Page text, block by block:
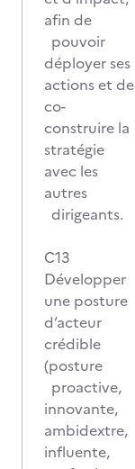
afin de
pouvoir
déployer ses
actions et de
co-
construire la
stratégie
avec les
autres
dirigeants.
C13
Développer
une posture
d’acteur
crédible
(posture
proactive,
innovante,
ambidextre,
influente,